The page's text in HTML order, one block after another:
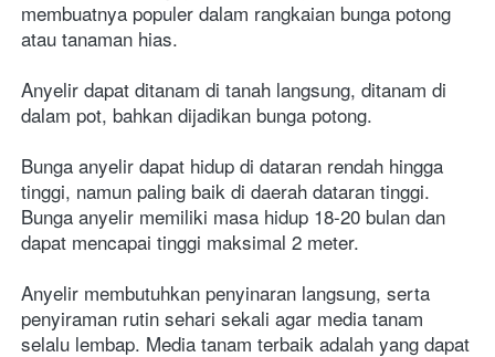
membuatnya populer dalam rangkaian bunga potong
atau tanaman hias.
Anyelir dapat ditanam di tanah langsung, ditanam di
dalam pot, bahkan dijadikan bunga potong.
Bunga anyelir dapat hidup di dataran rendah hingga
tinggi, namun paling baik di daerah dataran tinggi.
Bunga anyelir memiliki masa hidup 18-20 bulan dan
dapat mencapai tinggi maksimal 2 meter.
Anyelir membutuhkan penyinaran langsung, serta
penyiraman rutin sehari sekali agar media tanam
selalu lembap. Media tanam terbaik adalah yang dapat